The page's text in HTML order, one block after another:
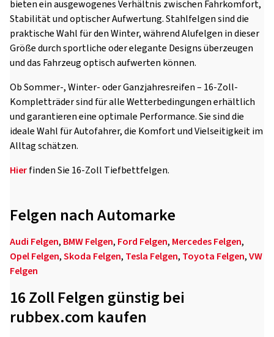
bieten ein ausgewogenes Verhältnis zwischen Fahrkomfort,
Stabilität und optischer Aufwertung. Stahlfelgen sind die
praktische Wahl für den Winter, während Alufelgen in dieser
Größe durch sportliche oder elegante Designs überzeugen
und das Fahrzeug optisch aufwerten können.
Ob Sommer-, Winter- oder Ganzjahresreifen – 16-Zoll-
Kompletträder sind für alle Wetterbedingungen erhältlich
und garantieren eine optimale Performance. Sie sind die
ideale Wahl für Autofahrer, die Komfort und Vielseitigkeit im
Alltag schätzen.
Hierfinden Sie 16-Zoll Tiefbettfelgen.
Felgen nach Automarke
Audi Felgen, BMW Felgen, Ford Felgen, Mercedes Felgen,
Opel Felgen,Skoda Felgen, Tesla Felgen, Toyota Felgen,VW
Felgen
16 Zoll Felgen günstig bei
rubbex.com kaufen